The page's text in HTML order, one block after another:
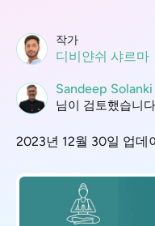
작가
디비얀쉬 샤르마
Sandeep Solanki
님이 검토했습니
2023년 12월 30일 업데